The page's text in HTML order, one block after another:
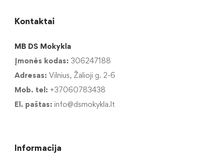
Kontaktai
MB DS Mokykla
Įmonės kodas: 306247188
Adresas: Vilnius, Žalioji g. 2-6
Mob. tel: +37060783438
El. paštas: info@dsmokykla.lt
Informacija